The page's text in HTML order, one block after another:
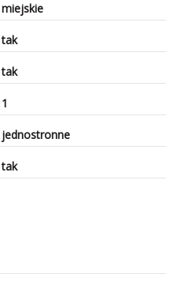
miejskie
tak
tak
1
jednostronne
tak